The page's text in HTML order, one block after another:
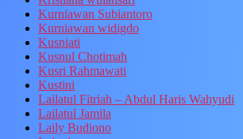
Kurniawan Subiantoro
Kurniawan widigdo
Kusniati
Kusnul Chotimah
Kusri Rahmawati
Kustini
Lailatul Fitriah – Abdul Haris Wahyudi
Lailatul Jamila
Laily Budiono